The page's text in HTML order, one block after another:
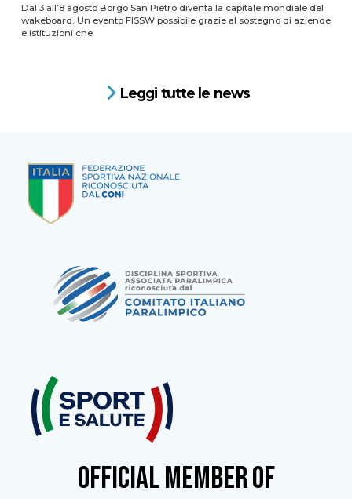
Dal 3 all’8 agosto Borgo San Pietro diventa la capitale mondiale del
wakeboard. Un evento FISSW possibile grazie al sostegno di aziende
e istituzioni che
Leggi tutte le news
OFFICIAL MEMBER OF